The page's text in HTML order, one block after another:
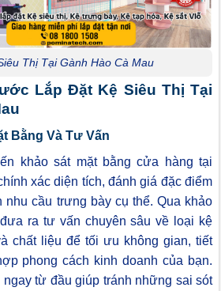
Thị Tại Gành Hào Cà Mau
Lắp Đặt Kệ Siêu Thị Tại
Bằng Và Tư Vấn
khảo sát mặt bằng cửa hàng tại
xác diện tích, đánh giá đặc điểm
nhu cầu trưng bày cụ thể. Qua khảo
ra tư vấn chuyên sâu về loại kệ
chất liệu để tối ưu không gian, tiết
phong cách kinh doanh của bạn.
từ đầu giúp tránh những sai sót